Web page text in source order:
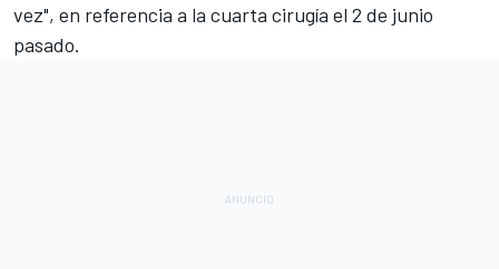
vez", en referencia a la cuarta cirugía el 2 de junio
pasado.